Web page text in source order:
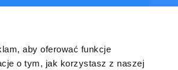
aby oferować funkcje
o tym, jak korzystasz z naszej